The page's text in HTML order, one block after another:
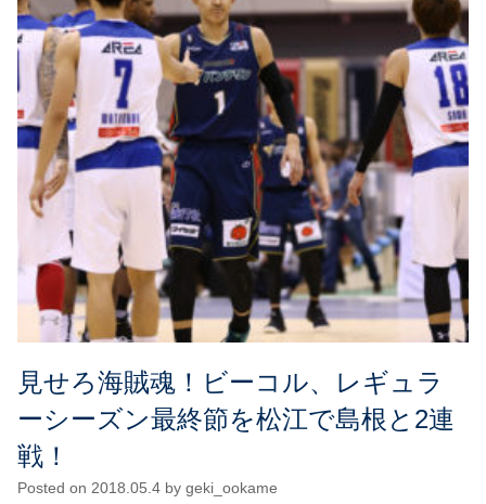
見せろ海賊魂！ビーコル、レギュラ
ーシーズン最終節を松江で島根と2連
戦！
Posted on 2018.05.4by geki_ookame